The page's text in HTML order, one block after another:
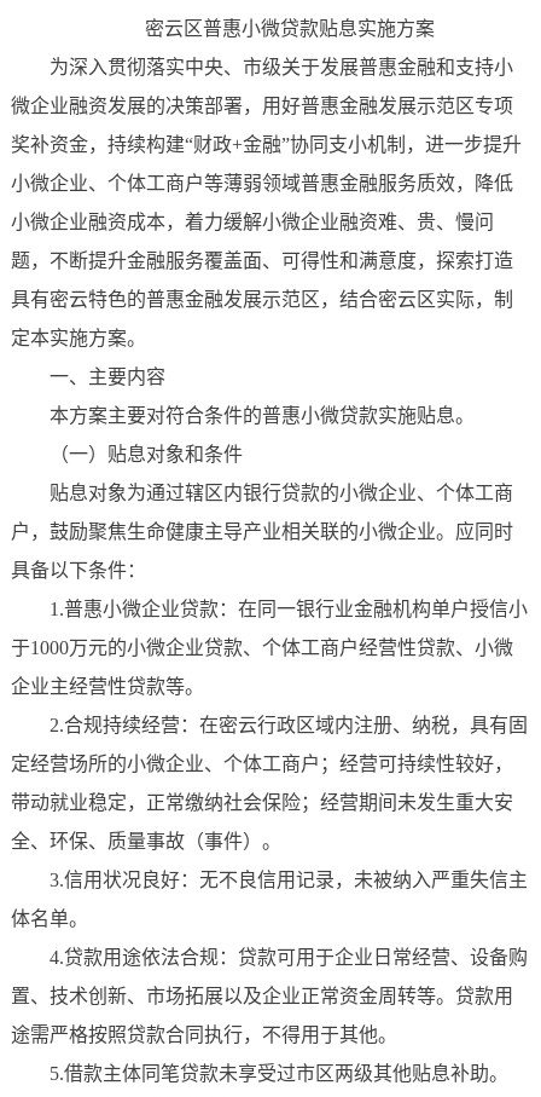
密云区普惠小微贷款贴息实施方案
为深入贯彻落实中央、市级关于发展普惠金融和支持小
微企业融资发展的决策部署，用好普惠金融发展示范区专项
奖补资金，持续构建“财政+金融”协同支小机制，进一步提升
小微企业、个体工商户等薄弱领域普惠金融服务质效，降低
小微企业融资成本，着力缓解小微企业融资难、贵、慢问
题，不断提升金融服务覆盖面、可得性和满意度，探索打造
具有密云特色的普惠金融发展示范区，结合密云区实际，制
定本实施方案。
一、主要内容
本方案主要对符合条件的普惠小微贷款实施贴息。
（一）贴息对象和条件
贴息对象为通过辖区内银行贷款的小微企业、个体工商
户，鼓励聚焦生命健康主导产业相关联的小微企业。应同时
具备以下条件：
1.普惠小微企业贷款：在同一银行业金融机构单户授信小
于1000万元的小微企业贷款、个体工商户经营性贷款、小微
企业主经营性贷款等。
2.合规持续经营：在密云行政区域内注册、纳税，具有固
定经营场所的小微企业、个体工商户；经营可持续性较好，
带动就业稳定，正常缴纳社会保险；经营期间未发生重大安
全、环保、质量事故（事件）。
3.信用状况良好：无不良信用记录，未被纳入严重失信主
体名单。
4.贷款用途依法合规：贷款可用于企业日常经营、设备购
置、技术创新、市场拓展以及企业正常资金周转等。贷款用
途需严格按照贷款合同执行，不得用于其他。
5.借款主体同笔贷款未享受过市区两级其他贴息补助。